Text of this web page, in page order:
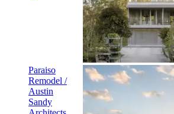
Paraiso
Remodel /
Austin
Sandy